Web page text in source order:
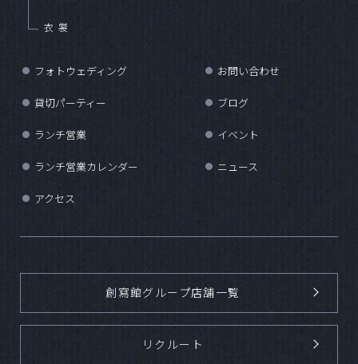
衣裳
● フォトウェディング
● 貸切パーティー
● ランチ営業
● ランチ営業カレンダー
● アクセス
● お問い合わせ
● ブログ
● イベント
● ニュース
創寫館グループ店舗一覧
リクルート